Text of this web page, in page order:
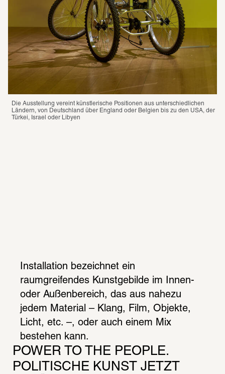
Die Ausstellung vereint künstlerische Positionen aus unterschiedlichen
Ländern, von Deutschland über England oder Belgien bis zu den USA, der
Türkei, Israel oder Libyen
Installation bezeichnet ein
raumgreifendes Kunstgebilde im Innen-
oder Außenbereich, das aus nahezu
jedem Material – Klang, Film, Objekte,
Licht, etc. –, oder auch einem Mix
bestehen kann.
POWER TO THE PEOPLE.
POLITISCHE KUNST JETZT